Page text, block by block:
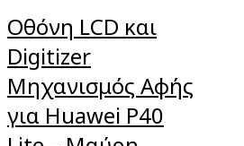
Οθόνη LCD και
Digitizer
Μηχανισμός Αφής
για Huawei P40